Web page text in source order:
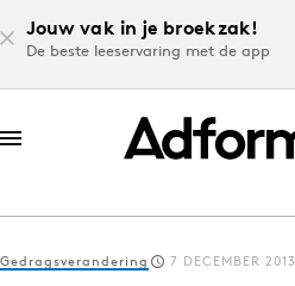
Jouw vak in je broekzak!
De beste leeservaring met de app
Log in
Gedragsverandering 7 DECEMBER 2013